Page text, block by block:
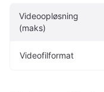
Videoopløsning
(maks)
Videofilformat